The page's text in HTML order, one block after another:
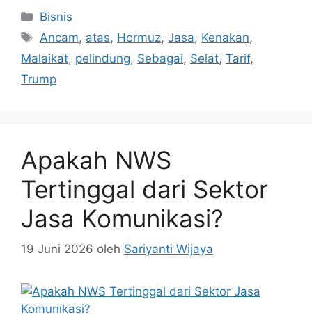
Kategori
Bisnis
Tag
Ancam, atas, Hormuz,Jasa, Kenakan,
Malaikat, pelindung, Sebagai, Selat, Tarif,
Trump
Apakah NWS
Tertinggal dari Sektor
Jasa Komunikasi?
19 Juni 2026 oleh Sariyanti Wijaya